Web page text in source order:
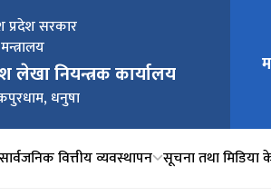
प्रदेश सरकार
लेखा नियन्त्रक कार्यालय
धनुषा
मुख्य
सार्वजनिक वित्तीय व्यवस्थापन सूचना तथा मिडिया